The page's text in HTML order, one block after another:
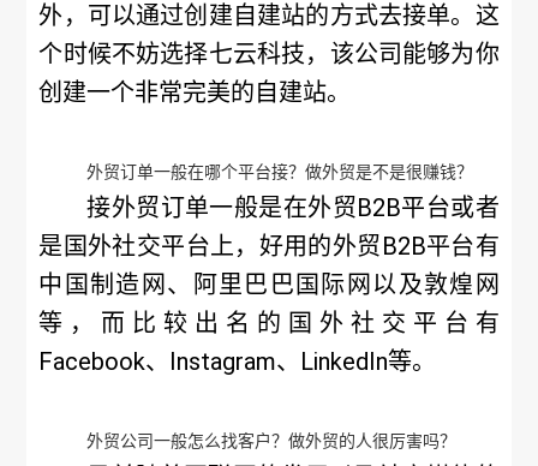
外，可以通过创建自建站的方式去接单。这
个时候不妨选择七云科技，该公司能够为你
创建一个非常完美的自建站。
外贸订单一般在哪个平台接？做外贸是不是很赚钱？
接外贸订单一般是在外贸B2B平台或者
是国外社交平台上，好用的外贸B2B平台有
中国制造网、阿里巴巴国际网以及敦煌网
等，而比较出名的国外社交平台有
Facebook、Instagram、LinkedIn等。
外贸公司一般怎么找客户？做外贸的人很厉害吗？